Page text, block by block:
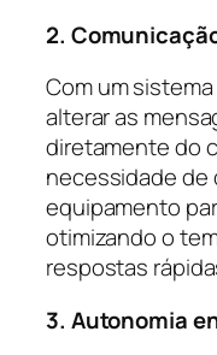
2.
Com um
alterar as
diretamente do
necessidade de
equipamento
otimizando o
respostas
3. Autonomia